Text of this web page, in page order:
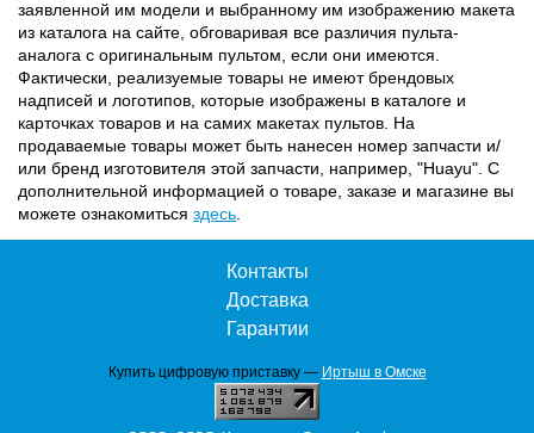
заявленной им модели и выбранному им изображению макета
из каталога на сайте, обговаривая все различия пульта-
аналога с оригинальным пультом, если они имеются.
Фактически, реализуемые товары не имеют брендовых
надписей и логотипов, которые изображены в каталоге и
карточках товаров и на самих макетах пультов. На
продаваемые товары может быть нанесен номер запчасти и/
или бренд изготовителя этой запчасти, например, "Huayu". С
дополнительной информацией о товаре, заказе и магазине вы
можете ознакомиться здесь
Контакты
Доставка
Гарантии
Купить цифровую приставку — Иртыш в Омске